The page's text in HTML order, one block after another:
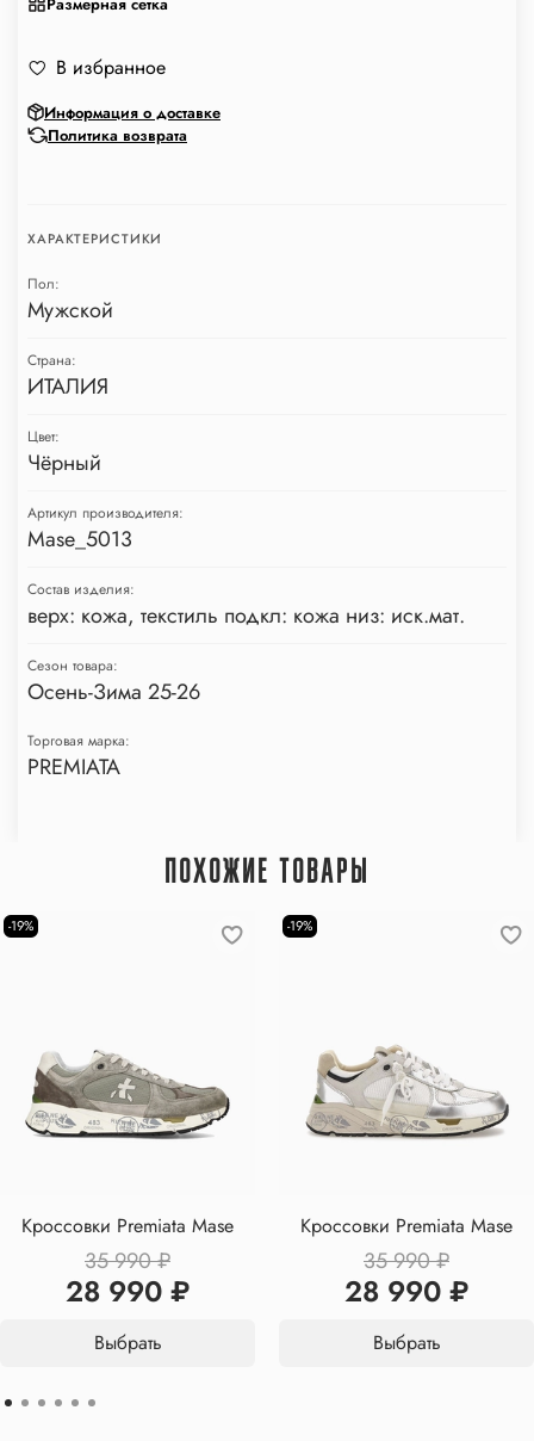
В избранное
Информация о доставке
Политика возврата
ХАРАКТЕРИСТИКИ
Пол:
Мужской
Страна:
ИТАЛИЯ
Цвет:
Чёрный
Артикул производителя:
Mase_5013
Состав изделия:
верх: кожа, текстиль подкл: кожа низ: иск.мат.
Сезон товара:
Осень-Зима 25-26
Торговая марка:
PREMIATA
ПОХОЖИЕ ТОВАРЫ
-19%
Кроссовки Premiata Mase
35 990 ₽
28 990 ₽
Выбрать
-19%
Кроссовки Premiata Mase
35 990 ₽
28 990 ₽
Выбрать